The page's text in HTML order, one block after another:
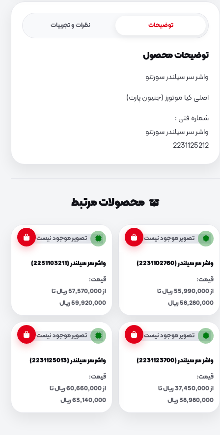
توضیحات نظرات و تجربیات
توضیحات محصول
واشر سر سیلندر سورنتو
اصلی کیا موتورز (جنیون پارت)
شماره فنی :
واشر سر سیلندر سورنتو
2231125212
محصولات مرتبط
تصویر موجود نیست
واشر سر سیلندر (2231102760)
قیمت:
از 55,990,000 ریال تا
58,280,000 ریال
تصویر موجود نیست
واشر سر سیلندر (2231103211)
قیمت:
از 57,570,000 ریال تا
59,920,000 ریال
تصویر موجود نیست
واشر سر سیلندر (2231123700)
قیمت:
از 37,450,000 ریال تا
38,980,000 ریال
تصویر موجود نیست
واشر سر سیلندر (2231125013)
قیمت:
از 60,660,000 ریال تا
63,140,000 ریال